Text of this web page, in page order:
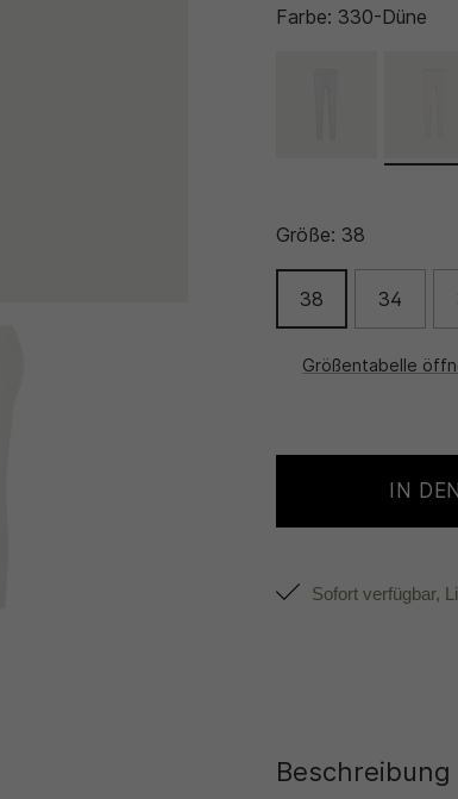
Farbe: 330-Düne
Größe: 38
38 34
Größentabelle
IN
Sofort verfügbar,
Beschreibung